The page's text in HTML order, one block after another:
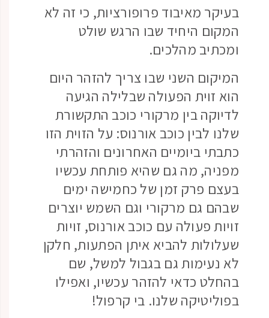
בעיקר מאיבוד פרופורציות, כי זה לא
המקום היחיד שבו הרגש שולט
ומכתיב מהלכים.
המיקום השני שבו צריך להזהר היום
הוא זוית הפעולה שבלילה הגיעה
לדיוקה בין מרקורי כוכב התקשורת
שלנו לבין כוכב אורנוס: על הזוית הזו
כתבתי ביומיים האחרונים והזהרתי
מפניה, מה גם שהיא פותחת עכשיו
בעצם פרק זמן של כחמישה ימים
שבהם גם מרקורי וגם השמש יוצרים
זויות פעולה עם כוכב אורנוס, זויות
שעלולות להביא איתן הפתעות, חלקן
לא נעימות גם בגבול למשל, שם
בהחלט כדאי להזהר עכשיו, ואפילו
בפוליטיקה שלנו. בי קרפול!